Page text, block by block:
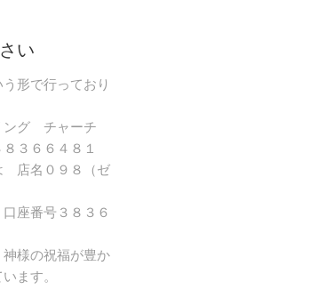
い
形で行っており
ング チャーチ
３６６４８１
店名０９８（ゼ
座番号３８３６
様の祝福が豊か
ます。